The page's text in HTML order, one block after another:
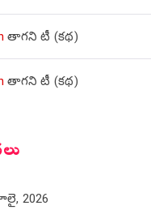
తాగని టీ (కథ)
తాగని టీ (కథ)
2026